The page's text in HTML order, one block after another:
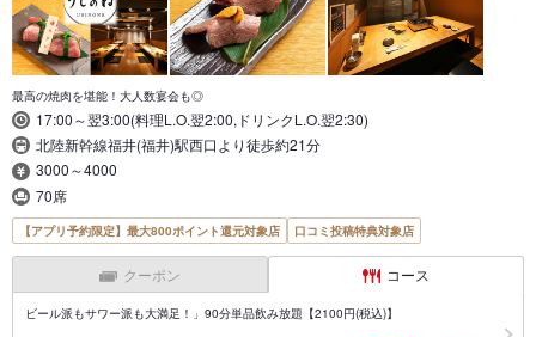
最高の焼肉を堪能！大人数宴会も◎
17:00～翌3:00(料理L.O.翌2:00,ドリンクL.O.翌2:30)
北陸新幹線福井(福井)駅西口より徒歩約21分
3000～4000
70席
【アプリ予約限定】最大800ポイント還元対象店 口コミ投稿特典対象店
クーポン コース
ビール派もサワー派も大満足！」90分単品飲み放題【2100円(税込)】